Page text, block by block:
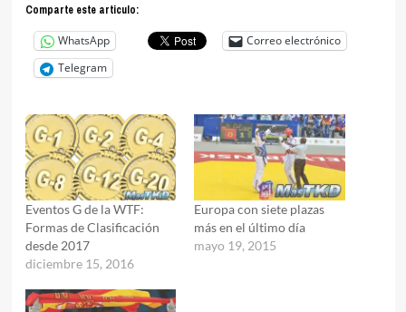
Comparte este articulo:
WhatsApp
Correo electrónico
Telegram
Eventos G de la WTF:
Formas de Clasificación
desde 2017
diciembre 15, 2016
Europa con siete plazas
más en el último día
mayo 19, 2015